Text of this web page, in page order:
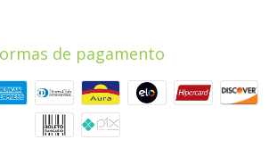
de pagamento